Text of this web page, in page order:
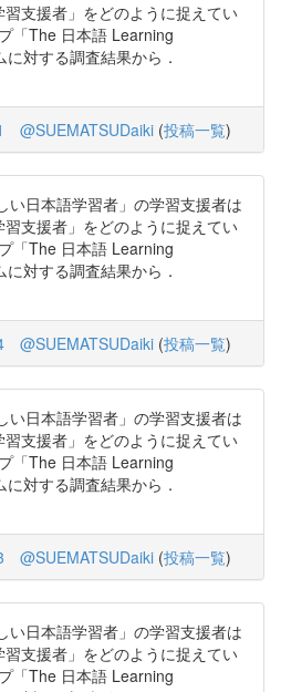
習支援者」をどのように捉えてい
「The 日本語 Learning
対する調査結果から．
@SUEMATSUDaiki (投稿一覧)
い日本語学習者」の学習支援者は
習支援者」をどのように捉えてい
「The 日本語 Learning
対する調査結果から．
@SUEMATSUDaiki (投稿一覧)
い日本語学習者」の学習支援者は
習支援者」をどのように捉えてい
「The 日本語 Learning
対する調査結果から．
@SUEMATSUDaiki (投稿一覧)
い日本語学習者」の学習支援者は
習支援者」をどのように捉えてい
「The 日本語 Learning